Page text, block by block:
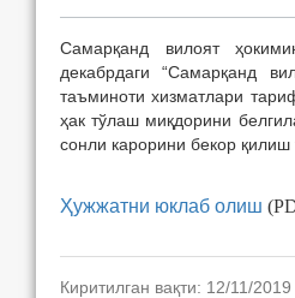
Самарқанд вилоят
декабрдаги “Самарқанд
таъминоти хизматлари
ҳак тўлаш миқдорини
сонли карорини бекор қилиш
Ҳужжатни юклаб олиш
Киритилган вақти: 12/11/